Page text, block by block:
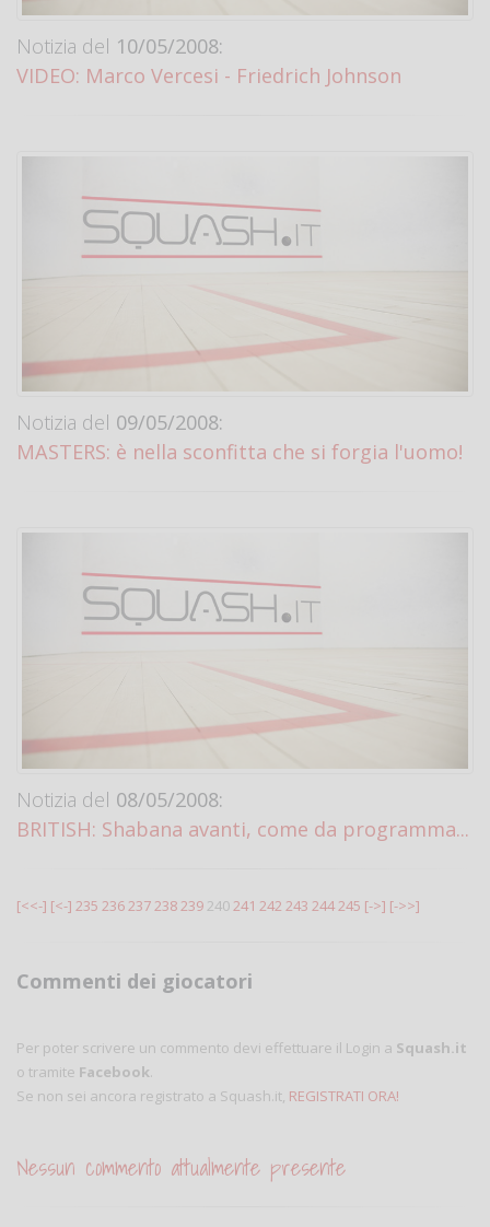
Notizia del 10/05/2008:
VIDEO: Marco Vercesi - Friedrich Johnson
Notizia del 09/05/2008:
MASTERS: è nella sconfitta che si forgia l'uomo!
Notizia del 08/05/2008:
BRITISH: Shabana avanti, come da programma...
[<<-] [<-] 235 236237238239 240241 242 243 244245 [->] [->>]
Commenti dei giocatori
Per poter scrivere un commento devi effettuare il Login a Squash.it
o tramite Facebook.
Se non sei ancora registrato a Squash.it, REGISTRATI ORA!
Nessun commento attualmente presente